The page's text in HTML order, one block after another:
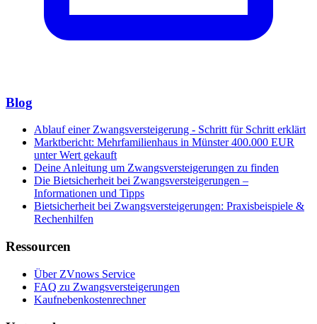
Blog
Ablauf einer Zwangsversteigerung - Schritt für Schritt erklärt
Marktbericht: Mehrfamilienhaus in Münster 400.000 EUR
unter Wert gekauft
Deine Anleitung um Zwangsversteigerungen zu finden
Die Bietsicherheit bei Zwangsversteigerungen –
Informationen und Tipps
Bietsicherheit bei Zwangsversteigerungen: Praxisbeispiele &
Rechenhilfen
Ressourcen
Über ZVnows Service
FAQ zu Zwangsversteigerungen
Kaufnebenkostenrechner